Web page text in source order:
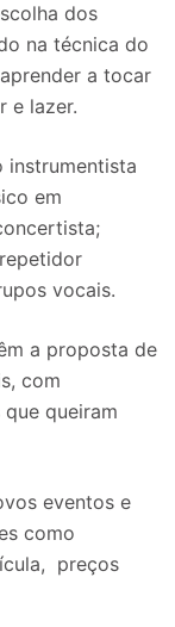
dos
na técnica do
a tocar
e lazer.
instrumentista
em
vocais.
a proposta de
com
queiram
eventos e
como
preços